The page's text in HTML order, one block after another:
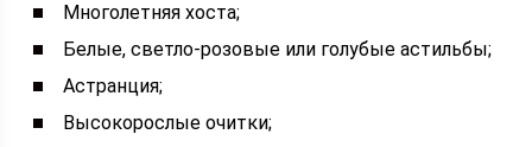
Многолетняя хоста;
Белые, светло-розовые или голубые астильбы;
Астранция;
Высокорослые очитки;